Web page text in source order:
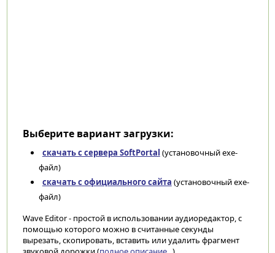
Выберите вариант загрузки:
скачать с сервера SoftPortal (установочный exe-
файл)
скачать с официального сайта (установочный exe-
файл)
Wave Editor - простой в использовании аудиоредактор, с
помощью которого можно в считанные секунды
вырезать, скопировать, вставить или удалить фрагмент